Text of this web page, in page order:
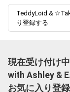
TeddyLoid &
り登録する
現在受け付け
with Ashley &
お気に入り登